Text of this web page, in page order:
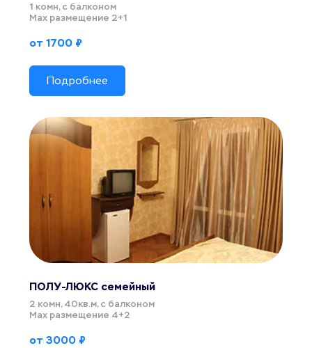
1 комн, с балконом
Мах размещение 2+1
от 1700 ₽
Подробнее
ПОЛУ-ЛЮКС семейный
2 комн, 40кв.м, с балконом
Мах размещение 4+2
от 3000 ₽